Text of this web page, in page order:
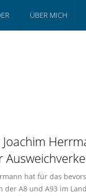
ÜBER MICH
hat für das
A8 und A93 im